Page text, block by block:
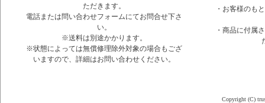
ただきます。
電話または問い合わせフォームにてお問合せ下さ
い。
※送料は別途かかります。
※状態によっては無償修理除外対象の場合もござ
いますので、詳細はお問い合わせください。
・お客様のも
・商品に付属
Copyright (C)